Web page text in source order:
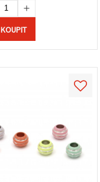
KOUPIT